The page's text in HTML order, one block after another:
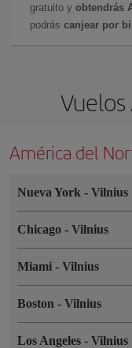
gratuito y obtendrás
podrás canjear por
América del
Nueva York - Vilnius
Chicago - Vilnius
Miami - Vilnius
Boston - Vilnius
Los Angeles - Vilnius